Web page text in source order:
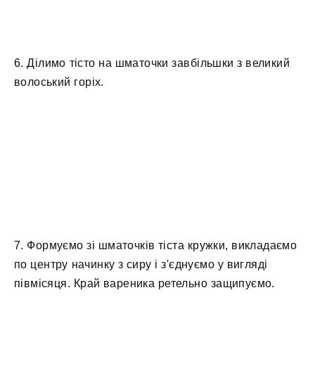
6. Ділимо тісто на шматочки завбільшки з великий
волоський горіх.
7. Формуємо зі шматочків тіста кружки, викладаємо
по центру начинку з сиру і з'єднуємо у вигляді
півмісяця. Край вареника ретельно защипуємо.